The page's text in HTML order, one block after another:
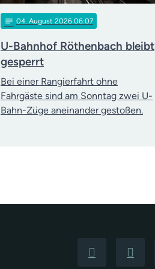
notes 04. August 2026 06:07
U-Bahnhof Röthenbach bleibt
gesperrt
Bei einer Rangierfahrt ohne
Fahrgäste sind am Sonntag zwei U-
Bahn-Züge aneinander gestoßen.